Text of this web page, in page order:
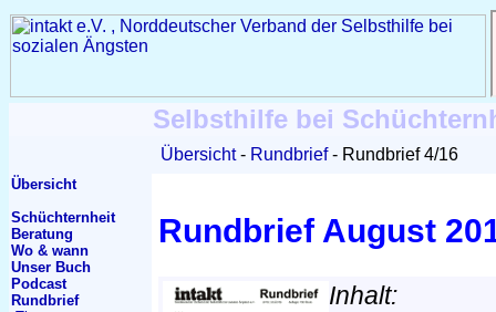
Selbsthilfe bei
Übersicht Rundbrief Rundbrief 4/16
Übersicht
Schüchternheit
Beratung
Wo & wann
Unser Buch
Podcast
Rundbrief
Rundbrief August
Inhalt: